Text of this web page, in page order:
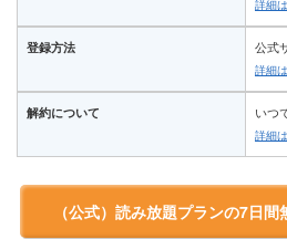
詳細
登録方法 公式
詳細
解約について いつ
詳細
（公式）読み放題プランの7日